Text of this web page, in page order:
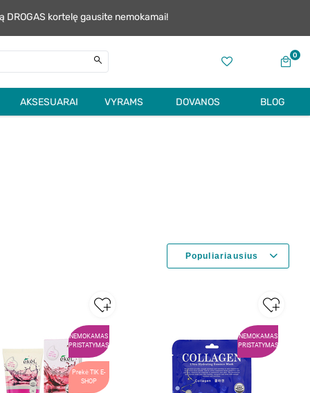
kortelę gausite nemokamai!
0
AKSESUARAI VYRAMS DOVANOS BLOG
NEMOKAMAS
PRISTATYMAS
Prekė TIK E-
SHOP
NEMOKAMAS
PRISTATYMAS